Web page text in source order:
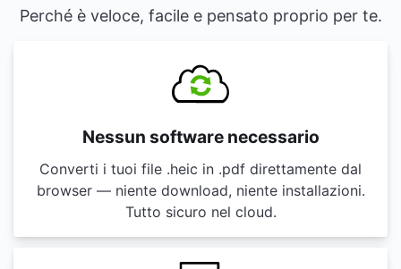
Perché è veloce, facile e pensato proprio per te.
Nessun software necessario
Converti i tuoi file .heic in .pdf direttamente dal
browser — niente download, niente installazioni.
Tutto sicuro nel cloud.